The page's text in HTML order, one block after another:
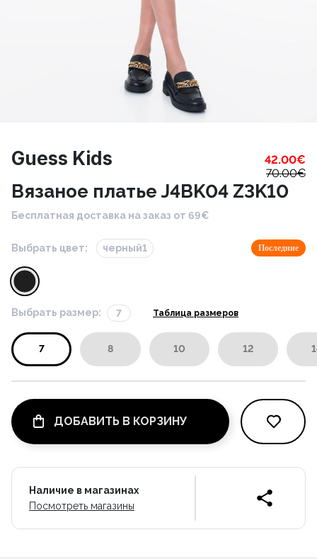
Guess Kids 42.00€
70.00€
Вязаное платье J4BK04 Z3K10
Бесплатная доставка на заказ от 69€
Выбрать цвет: черный1 Последние
Выбрать размер: 7 Таблица размеров
7 8 10 12
ДОБАВИТЬ В КОРЗИНУ
Наличие в магазинах
Посмотреть магазины